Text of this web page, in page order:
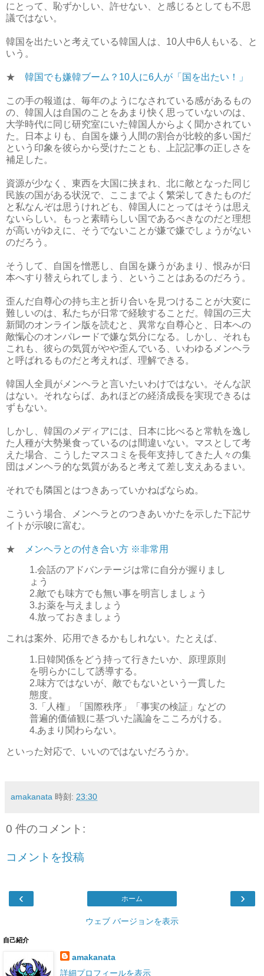
にとって、恥ずかしい、許せない、と感じるとしても不思
議ではない。
韓国を出たいと考えている韓国人は、10人中6人もいる、と
いう。
★ 韓国でも嫌韓ブーム？10人に6人が「国を出たい！」
この手の報道は、毎年のようになされている感があるもの
の、韓国人は自国のことをあまり快く思っていないのは、
大学時代に同じ研究室にいた韓国人からよく聞かされてい
た。日本よりも、自国を嫌う人間の割合が比較的多い国だ
という印象を彼らから受けたことも、上記記事の正しさを
補足した。
資源が少なく、東西を大国に挟まれ、北に敵となった同じ
民族の国がある状況で、ここまでよく繁栄してきたものだ
と私なんぞは思うけれども、韓国人にとってはそうは思え
ないらしい。もっと素晴らしい国であるべきなのだと理想
が高いがゆえに、そうでないことが嫌で嫌でしょうがない
のだろう。
そうして、自国を憎悪し、自国を嫌うがあまり、恨みが日
本へすり替えられてしまう、ということはあるのだろう。
歪んだ自尊心の持ち主と折り合いを見つけることが大変に
難しいのは、私たちが日常で経験することだ。韓国の三大
新聞のオンライン版を読むと、異常な自尊心と、日本への
敵愾心のオンパレードで嫌な気分になる。しかし、それも
これも、彼らの気質がやや歪んでいる、いわゆるメンヘラ
と呼ばれるものだと考えれば、理解できる。
韓国人全員がメンヘラと言いたいわけではない。そんな訳
はない。それならば、あれほどの経済成長を実現できるは
ずもない。
しかし、韓国のメディアには、日本に比べると常軌を逸し
た人種が大勢巣食っているのは間違いない。マスとして考
えた場合、こうしたマスコミを長年支持してきた人々の集
団はメンヘラ的な気質があると考えて差し支えあるまい。
それでも隣国とはつきあっていかねばならぬ。
こういう場合、メンヘラとのつきあいかたを示した下記サ
イトが示唆に富む。
★ メンヘラとの付き合い方 ※非常用
1.会話のアドバンテージは常に自分が握りまし
ょう
2.敵でも味方でも無い事を明言しましょう
3.お薬を与えましょう
4.放っておきましょう
これは案外、応用できるかもしれない。たとえば、
1.日韓関係をどう持って行きたいか、原理原則
を明らかにして誘導する。
2.味方ではないが、敵でもないという一貫した
態度。
3.「人権」「国際秩序」「事実の検証」などの
普遍的価値観に基づいた議論をこころがける。
4.あまり関わらない。
といった対応で、いいのではないだろうか。
amakanata 時刻: 23:30
0 件のコメント:
コメントを投稿
‹ ›
ホーム
ウェブ バージョンを表示
自己紹介
amakanata
詳細プロフィールを表示